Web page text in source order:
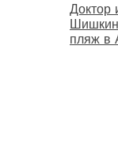
Доктор
Шишкин
пляж в